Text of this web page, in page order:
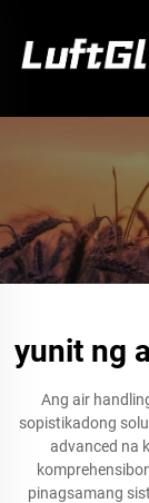
yunit ng
Ang air
sopistikadong
advanced na
pinagsamang